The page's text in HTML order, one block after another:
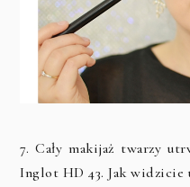
7. Cały makijaż twarzy
Inglot HD 43. Jak widzicie